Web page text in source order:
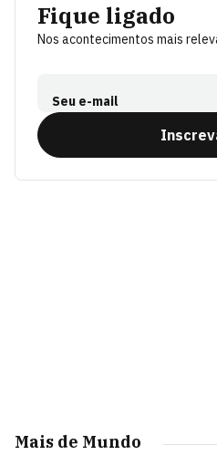
Fique ligado
Nos acontecimentos mais
Seu e-mail
Mais de Mundo